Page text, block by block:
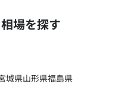
場を探す
城県山形県福島県